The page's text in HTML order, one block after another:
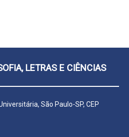
LETRAS E CIÊNCIAS
São Paulo-SP, CEP